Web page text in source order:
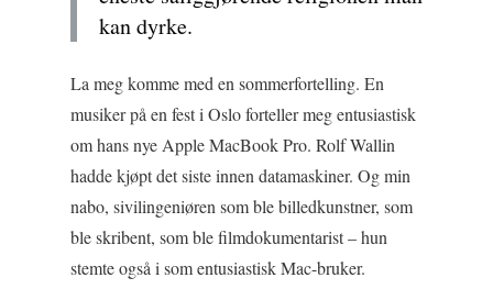
kan dyrke.
La meg komme med en sommerfortelling. En
musiker på en fest i Oslo forteller meg entusiastisk
om hans nye Apple MacBook Pro. Rolf Wallin
hadde kjøpt det siste innen datamaskiner. Og min
nabo, sivilingeniøren som ble billedkunstner, som
ble skribent, som ble filmdokumentarist – hun
stemte også i som entusiastisk Mac-bruker.